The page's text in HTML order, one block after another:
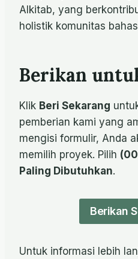
Alkitab, yang
holistik komunitas
Berikan
Klik Beri Sekarang
pemberian kami yang
mengisi formulir, Anda
memilih proyek. Pilih
Paling Dibutuhkan.
Berikan
Untuk informasi lebih